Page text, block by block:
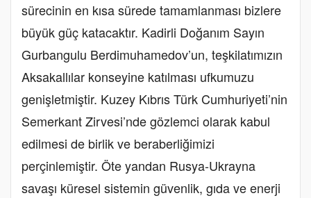
sürecinin en kısa sürede tamamlanması bizlere
büyük güç katacaktır. Kadirli Doğanım Sayın
Gurbangulu Berdimuhamedov’un, teşkilatımızın
Aksakallılar konseyine katılması ufkumuzu
genişletmiştir. Kuzey Kıbrıs Türk Cumhuriyeti’nin
Semerkant Zirvesi’nde gözlemci olarak kabul
edilmesi de birlik ve beraberliğimizi
perçinlemiştir. Öte yandan Rusya-Ukrayna
savaşı küresel sistemin güvenlik, gıda ve enerji